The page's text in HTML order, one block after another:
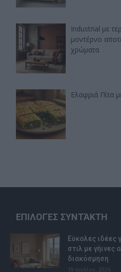
Industrial με
μοντέρνο
χρώματα
Ελαφριά Πίτα
ΕΠΙΛΟΓΈΣ ΣΥΝΤΆΚΤΗ
Εύκολες ιδέες
στιλ με γήινες
διακόσμηση
19 Ιουλίου, 2026